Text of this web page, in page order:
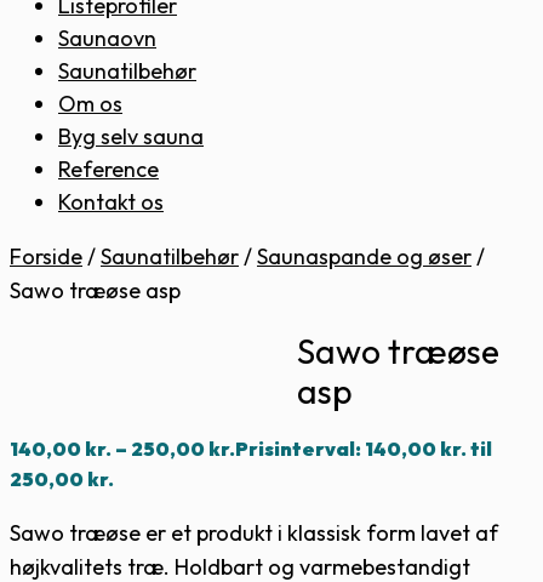
Saunaovn
Saunatilbehør
Om os
Byg selv sauna
Reference
Kontakt os
Forside/Saunatilbehør/Saunaspande og øser/
Sawo træøse asp
Sawo træøse
asp
140,00 kr. – 250,00 kr.Prisinterval: 140,00 kr. til
250,00 kr.
Sawo træøse er et produkt i klassisk form lavet af
højkvalitets træ. Holdbart og varmebestandigt